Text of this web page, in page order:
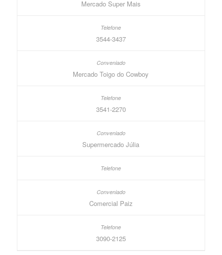
Mercado Super Mais
3544-3437
Mercado Toigo do Cowboy
3541-2270
Supermercado Júlia
Comercial Paiz
3090-2125